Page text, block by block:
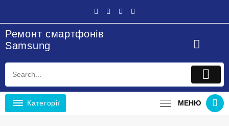
Ремонт смартфонів
Samsung
Категорії МЕНЮ